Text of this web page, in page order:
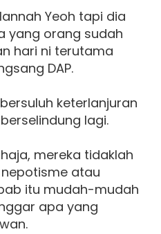
Yeoh tapi dia
yang orang sudah
hari ni terutama
DAP.
keterlanjuran
lagi.
mereka tidaklah
atau
itu mudah-mudah
apa yang